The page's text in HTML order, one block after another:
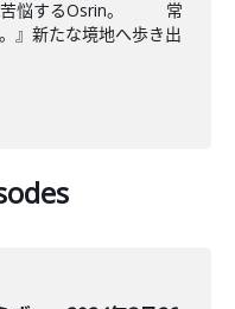
苦悩するOsrin。 常
』新たな境地へ歩き出